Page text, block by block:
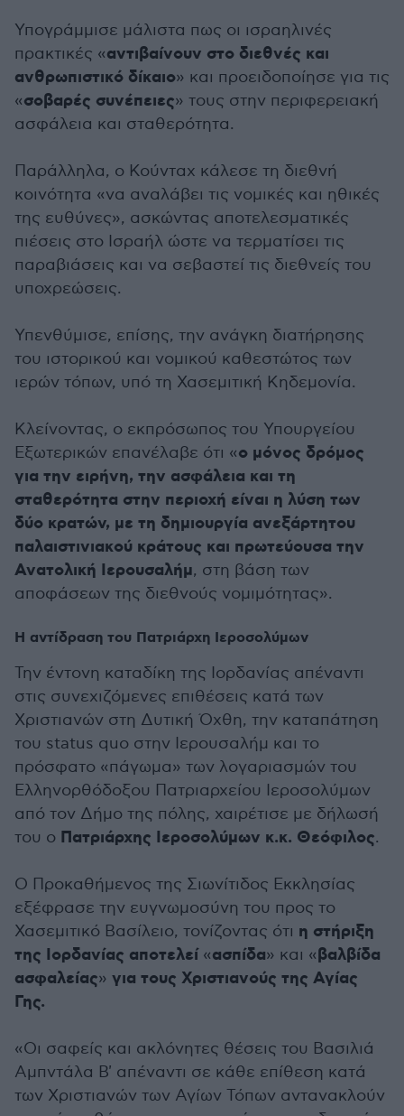
Υπογράμμισε μάλιστα πως οι ισραηλινές
πρακτικές «αντιβαίνουν στο διεθνές και
ανθρωπιστικό δίκαιο» και προειδοποίησε για τις
«σοβαρές συνέπειες» τους στην περιφερειακή
ασφάλεια και σταθερότητα.
Παράλληλα, ο Κούνταχ κάλεσε τη διεθνή
κοινότητα «να αναλάβει τις νομικές και ηθικές
της ευθύνες», ασκώντας αποτελεσματικές
πιέσεις στο Ισραήλ ώστε να τερματίσει τις
παραβιάσεις και να σεβαστεί τις διεθνείς του
υποχρεώσεις.
Υπενθύμισε, επίσης, την ανάγκη διατήρησης
του ιστορικού και νομικού καθεστώτος των
ιερών τόπων, υπό τη Χασεμιτική Κηδεμονία.
Κλείνοντας, ο εκπρόσωπος του Υπουργείου
Εξωτερικών επανέλαβε ότι «ο μόνος δρόμος
για την ειρήνη, την ασφάλεια και τη
σταθερότητα στην περιοχή είναι η λύση των
δύο κρατών, με τη δημιουργία ανεξάρτητου
παλαιστινιακού κράτους και πρωτεύουσα την
Ανατολική Ιερουσαλήμ, στη βάση των
αποφάσεων της διεθνούς νομιμότητας».
Η αντίδραση του Πατριάρχη Ιεροσολύμων
Την έντονη καταδίκη της Ιορδανίας απέναντι
στις συνεχιζόμενες επιθέσεις κατά των
Χριστιανών στη Δυτική Όχθη, την καταπάτηση
του status quo στην Ιερουσαλήμ και το
πρόσφατο «πάγωμα» των λογαριασμών του
Ελληνορθόδοξου Πατριαρχείου Ιεροσολύμων
από τον Δήμο της πόλης, χαιρέτισε με δήλωσή
του ο Πατριάρχης Ιεροσολύμων κ.κ. Θεόφιλος.
Ο Προκαθήμενος της Σιωνίτιδος Εκκλησίας
εξέφρασε την ευγνωμοσύνη του προς το
Χασεμιτικό Βασίλειο, τονίζοντας ότι η στήριξη
της Ιορδανίας αποτελεί «ασπίδα» και «βαλβίδα
ασφαλείας» για τους Χριστιανούς της Αγίας
Γης.
«Οι σαφείς και ακλόνητες θέσεις του Βασιλιά
Αμπντάλα Β' απέναντι σε κάθε επίθεση κατά
των Χριστιανών των Αγίων Τόπων αντανακλούν